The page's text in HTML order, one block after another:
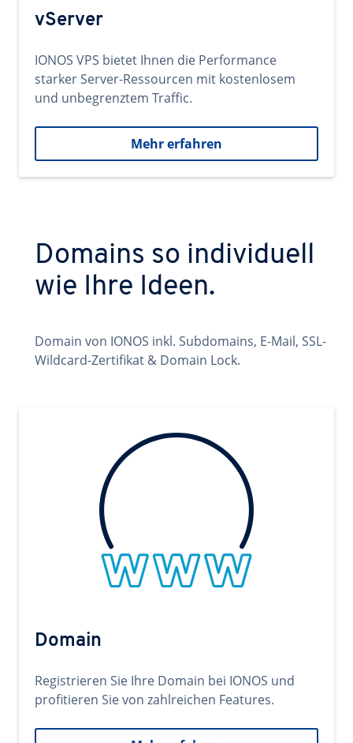
vServer
IONOS VPS bietet Ihnen die Performance
starker Server-Ressourcen mit kostenlosem
und unbegrenztem Traffic.
Mehr erfahren
Domains so individuell
wie Ihre Ideen.
Domain von IONOS inkl. Subdomains, E-Mail, SSL-
Wildcard-Zertifikat & Domain Lock.
Domain
Registrieren Sie Ihre Domain bei IONOS und
profitieren Sie von zahlreichen Features.